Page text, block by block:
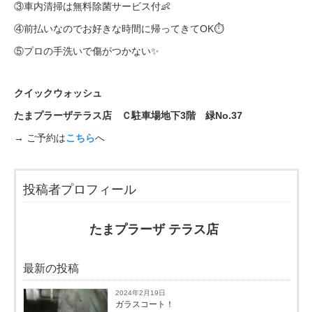
③車内清掃は無料除菌サービス付👶
④前払いなのでお好きな時間に帰ってきてOK⏱
⑤プロの手洗いで傷がつかない✨
クイックウォッシュ
たまプラーザテラス店 Ｃ駐車場地下3階 緑No.37
→ ご予約はこちらへ
投稿者プロフィール
たまプラーザ テラス店
最新の投稿
2024年2月19日
ガラスコート！